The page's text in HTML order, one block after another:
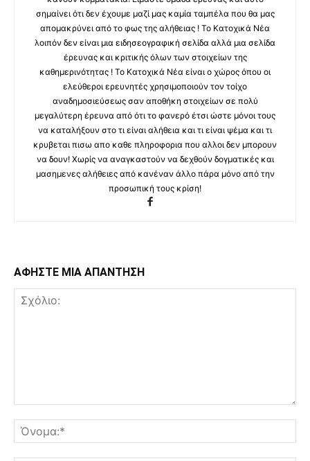
σημαίνει ότι δεν έχουμε μαζί μας καμία ταμπέλα που θα μας
απομακρύνει από το φως της αλήθειας ! Το Κατοχικά Νέα
λοιπόν δεν είναι μια ειδησεογραφική σελίδα αλλά μια σελίδα
έρευνας και κριτικής όλων των στοιχείων της
καθημερινότητας ! Το Κατοχικά Νέα είναι ο χώρος όπου οι
ελεύθεροι ερευνητές χρησιμοποιούν τον τοίχο
αναδημοσιεύσεως σαν αποθήκη στοιχείων σε πολύ
μεγαλύτερη έρευνα από ότι το φανερό έτσι ώστε μόνοι τους
να καταλήξουν στο τι είναι αλήθεια και τι είναι ψέμα και τι
κρυβεται πισω απο καθε πληροφορια που αλλοι δεν μπορουν
να δουν! Χωρίς να αναγκαστούν να δεχθούν δογματικές και
μασημενες αλήθειες από κανέναν άλλο πάρα μόνο από την
προσωπική τους κρίση!
ΑΦΗΣΤΕ ΜΙΑ ΑΠΑΝΤΗΣΗ